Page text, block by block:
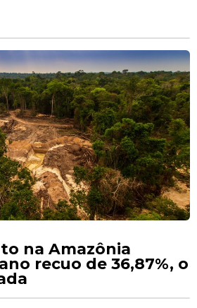
na Amazônia
recuo de 36,87%, o